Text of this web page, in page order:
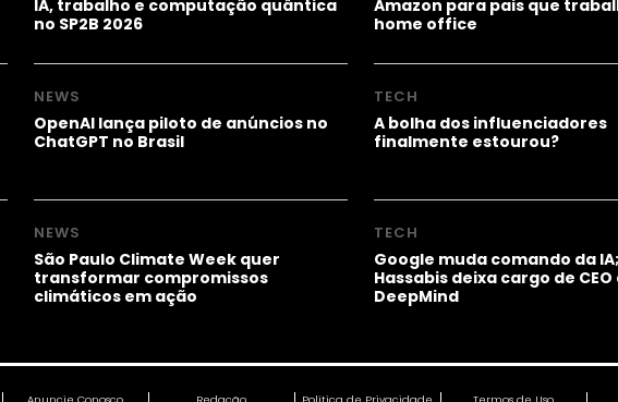
IA, trabalho e computação quântica
no SP2B 2026
NEWS
OpenAI lança piloto de anúncios no
ChatGPT no Brasil
NEWS
São Paulo Climate Week quer
transformar compromissos
climáticos em ação
Amazon para pais que
home office
TECH
A bolha dos influenciadores
finalmente estourou?
TECH
Google muda comando da
Hassabis deixa cargo de CEO
DeepMind